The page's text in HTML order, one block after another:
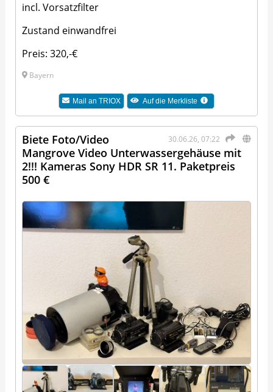
incl. Vorsatzfilter
Zustand einwandfrei
Preis: 320,-€
Bayern
Mail anTRIOX Auf die Merkliste
30.06.26, 07:22
Biete Foto/Video
Mangrove Video Unterwassergehäuse mit
2!!! Kameras Sony HDR SR 11. Paketpreis
500 €